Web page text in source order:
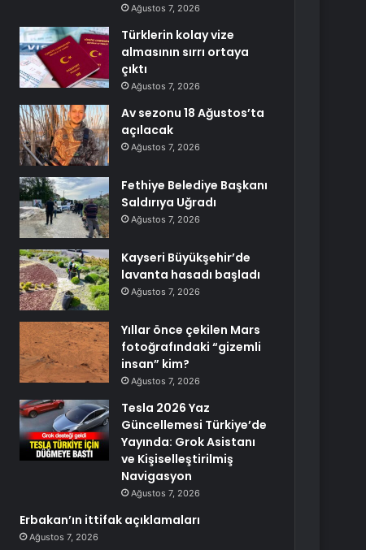
Ağustos 7, 2026
Türklerin kolay vize
almasının sırrı ortaya
çıktı
Ağustos 7, 2026
Av sezonu 18 Ağustos’ta
açılacak
Ağustos 7, 2026
Fethiye Belediye Başkanı
Saldırıya Uğradı
Ağustos 7, 2026
Kayseri Büyükşehir’de
lavanta hasadı başladı
Ağustos 7, 2026
Yıllar önce çekilen Mars
fotoğrafındaki “gizemli
insan” kim?
Ağustos 7, 2026
Tesla 2026 Yaz
Güncellemesi Türkiye’de
Yayında: Grok Asistanı
ve Kişiselleştirilmiş
Navigasyon
Ağustos 7, 2026
Erbakan’ın ittifak açıklamaları
Ağustos 7, 2026